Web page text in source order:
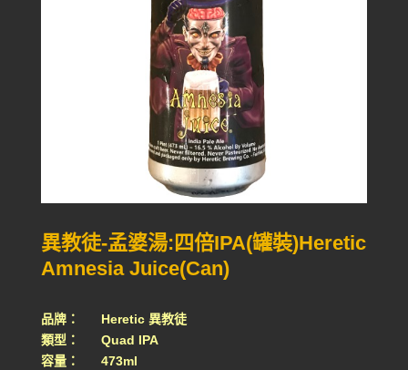
異教徒-孟婆湯:四倍IPA(罐裝)Heretic
Amnesia Juice(Can)
品牌： Heretic 異教徒
類型： Quad IPA
容量： 473ml